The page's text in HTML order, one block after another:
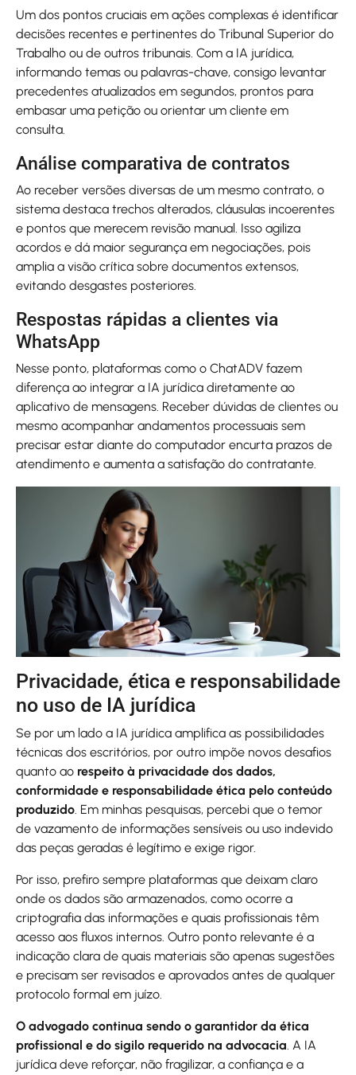
Um dos pontos cruciais em ações complexas é identificar
decisões recentes e pertinentes do Tribunal Superior do
Trabalho ou de outros tribunais. Com a IA jurídica,
informando temas ou palavras-chave, consigo levantar
precedentes atualizados em segundos, prontos para
embasar uma petição ou orientar um cliente em
consulta.
Análise comparativa de contratos
Ao receber versões diversas de um mesmo contrato, o
sistema destaca trechos alterados, cláusulas incoerentes
e pontos que merecem revisão manual. Isso agiliza
acordos e dá maior segurança em negociações, pois
amplia a visão crítica sobre documentos extensos,
evitando desgastes posteriores.
Respostas rápidas a clientes via
WhatsApp
Nesse ponto, plataformas como o ChatADV fazem
diferença ao integrar a IA jurídica diretamente ao
aplicativo de mensagens. Receber dúvidas de clientes ou
mesmo acompanhar andamentos processuais sem
precisar estar diante do computador encurta prazos de
atendimento e aumenta a satisfação do contratante.
Privacidade, ética e responsabilidade
no uso de IA jurídica
Se por um lado a IA jurídica amplifica as possibilidades
técnicas dos escritórios, por outro impõe novos desafios
quanto ao respeito à privacidade dos dados,
conformidade e responsabilidade ética pelo conteúdo
produzido. Em minhas pesquisas, percebi que o temor
de vazamento de informações sensíveis ou uso indevido
das peças geradas é legítimo e exige rigor.
Por isso, prefiro sempre plataformas que deixam claro
onde os dados são armazenados, como ocorre a
criptografia das informações e quais profissionais têm
acesso aos fluxos internos. Outro ponto relevante é a
indicação clara de quais materiais são apenas sugestões
e precisam ser revisados e aprovados antes de qualquer
protocolo formal em juízo.
O advogado continua sendo o garantidor da ética
profissional e do sigilo requerido na advocacia. A IA
jurídica deve reforçar, não fragilizar, a confiança e a